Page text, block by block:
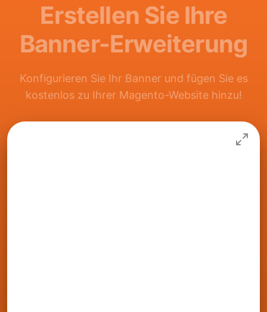
Erstellen Sie Ihre
Banner-Erweiterung
Konfigurieren Sie Ihr Banner und fügen Sie es
kostenlos zu Ihrer Magento-Website hinzu!